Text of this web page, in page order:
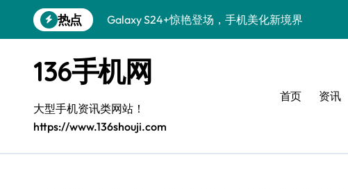
到
热点
Galaxy S24+惊艳登场，手机美化新境界
Galaxy A56 5G登场，时尚与性能双巅峰！
三星S26上手玩转个性美化技巧
Galaxy S25美颜秘籍：个性定制炫酷玩法
Galaxy C55 5G潮改指南：定制无限可能
136手机网
大型手机资讯类网站！
https://www.136shouji.com
首页 资讯